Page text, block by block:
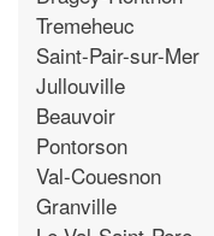
Tremeheuc
Saint-Pair-sur-Mer
Jullouville
Beauvoir
Pontorson
Val-Couesnon
Granville